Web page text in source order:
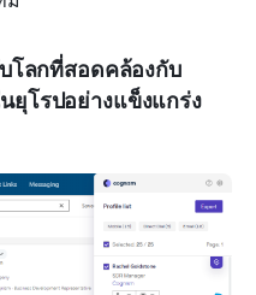
โลกที่สอดคล้องกับ
ยุโรปอย่างแข็งแกร่ง